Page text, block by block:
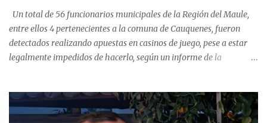
Un total de 56 funcionarios municipales de la Región del Maule,
entre ellos 4 pertenecientes a la comuna de Cauquenes, fueron
detectados realizando apuestas en casinos de juego, pese a estar
legalmente impedidos de hacerlo, según un informe de la
estableció que estos funcionarios —quienes administran o
custodian fondos públicos— efectuaron transacciones por un